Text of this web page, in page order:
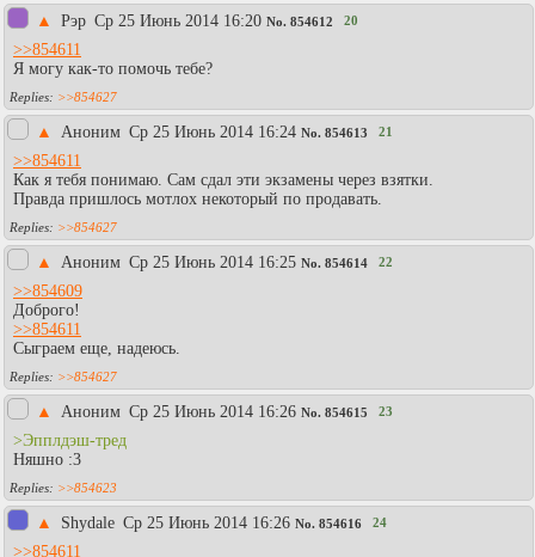
▲ Рэр Ср 25 Июнь 2014 16:20 No. 854612 20
>>854611
Я могу как-то помочь тебе?
>>854627
▲ Аноним Ср 25 Июнь 2014 16:24 No. 854613 21
>>854611
Как я тебя понимаю. Сам сдал эти экзамены через взятки.
Правда пришлось мотлох некоторый по продавать.
>>854627
▲ Аноним Ср 25 Июнь 2014 16:25 No. 854614 22
>>854609
Доброго!
>>854611
Сыграем еще, надеюсь.
>>854627
▲ Аноним Ср 25 Июнь 2014 16:26 No. 854615 23
>Эпплдэш-тред
Няшно :3
>>854623
▲ Shydale Ср 25 Июнь 2014 16:26 No. 854616 24
>>854611